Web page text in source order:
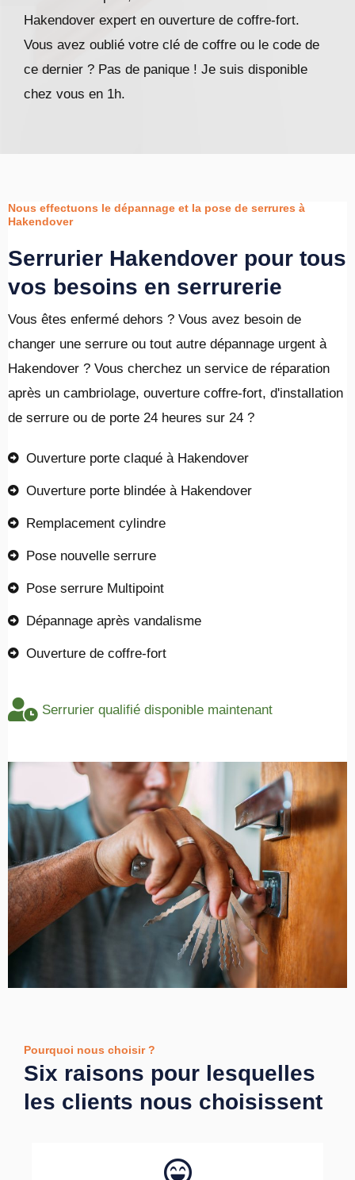
Hakendover expert en ouverture de coffre-fort.
Vous avez oublié votre clé de coffre ou le code de
ce dernier ? Pas de panique ! Je suis disponible
chez vous en 1h.
Nous effectuons le dépannage et la pose de serrures à
Hakendover
Serrurier Hakendover pour tous
vos besoins en serrurerie
Vous êtes enfermé dehors ? Vous avez besoin de
changer une serrure ou tout autre dépannage urgent à
Hakendover ? Vous cherchez un service de réparation
après un cambriolage, ouverture coffre-fort, d'installation
de serrure ou de porte 24 heures sur 24 ?
Ouverture porte claqué à Hakendover
Ouverture porte blindée à Hakendover
Remplacement cylindre
Pose nouvelle serrure
Pose serrure Multipoint
Dépannage après vandalisme
Ouverture de coffre-fort
Serrurier qualifié disponible maintenant
Pourquoi nous choisir ?
Six raisons pour lesquelles
les clients nous choisissent